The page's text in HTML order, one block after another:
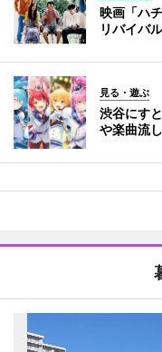
映画「ハ
リバイバ
見る・遊ぶ
渋谷にす
や楽曲流